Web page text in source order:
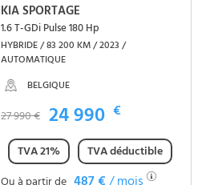
KIA SPORTAGE
1.6 T-GDi Pulse 180 Hp
HYBRIDE / 83 200 KM / 2023 /
AUTOMATIQUE
BELGIQUE
27 990 € 24 990 €
TVA 21%
TVA déductible